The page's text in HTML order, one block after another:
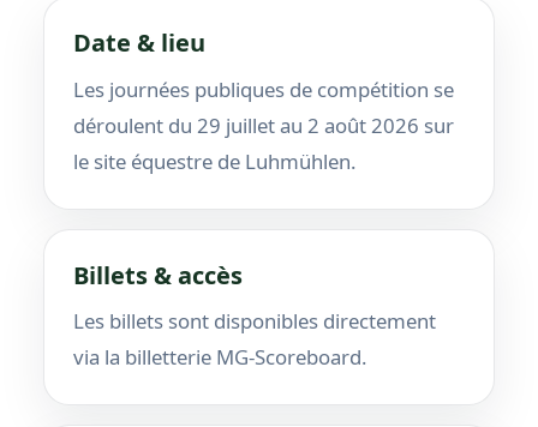
Date & lieu
Les journées publiques de compétition se
déroulent du 29 juillet au 2 août 2026 sur
le site équestre de Luhmühlen.
Billets & accès
Les billets sont disponibles directement
via la billetterie MG-Scoreboard.